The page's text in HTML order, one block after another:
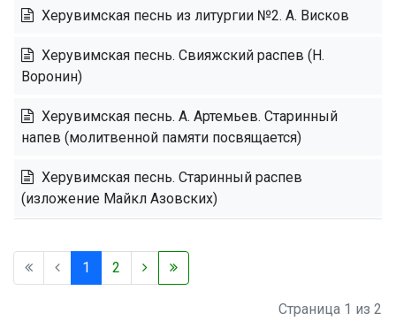
Херувимская песнь из литургии №2. А. Висков
Херувимская песнь. Свияжский распев (Н.
Воронин)
Херувимская песнь. А. Артемьев. Старинный
напев (молитвенной памяти посвящается)
Херувимская песнь. Старинный распев
(изложение Майкл Азовских)
1 2
Страница 1 из 2